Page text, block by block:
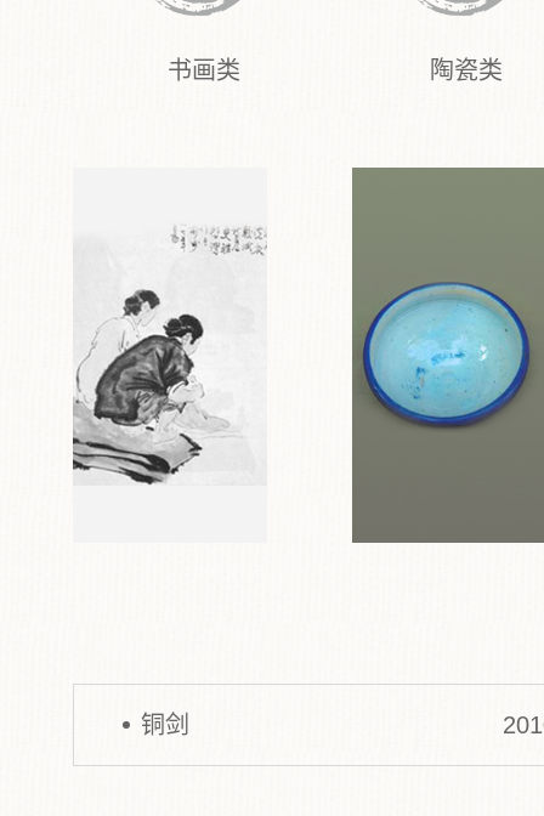
书画类 陶瓷类
铜剑